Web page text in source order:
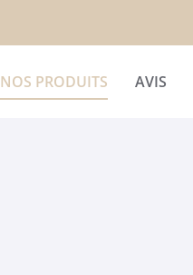
NOS PRODUITS AVIS